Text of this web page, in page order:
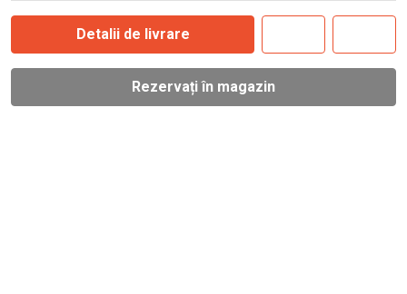
Detalii de livrare
Rezervați în magazin